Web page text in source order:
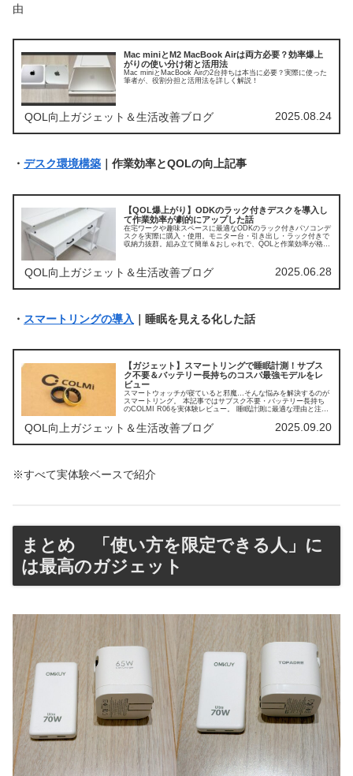
由
Mac miniとM2 MacBook Airは両方必要？効率爆上
がりの使い分け術と活用法
Mac miniとMacBook Airの2台持ちは本当に必要？実際に使った
筆者が、役割分担と活用法を詳しく解説！
QOL向上ガジェット＆生活改善ブログ 2025.08.24
・ デスク環境構築 ｜作業効率とQOLの向上記事
【QOL爆上がり】ODKのラック付きデスクを導入し
て作業効率が劇的にアップした話
在宅ワークや趣味スペースに最適なODKのラック付きパソコンデ
スクを実際に購入・使用。モニター台・引き出し・ラック付きで
収納力抜群。組み立て簡単＆おしゃれで、QOLと作業効率が格段
QOL向上ガジェット＆生活改善ブログ 2025.06.28
・ スマートリングの導入 ｜睡眠を見える化した話
【ガジェット】スマートリングで睡眠計測！サブス
ク不要＆バッテリー長持ちのコスパ最強モデルをレ
ビュー
スマートウォッチが寝ていると邪魔…そんな悩みを解決するのが
スマートリング。 本記事ではサブスク不要・バッテリー長持ち
のCOLMI R06を実体験レビュー。 睡眠計測に最適な理由と注意
QOL向上ガジェット＆生活改善ブログ 2025.09.20
※すべて実体験ベースで紹介
まとめ 「使い方を限定できる人」に
は最高のガジェット